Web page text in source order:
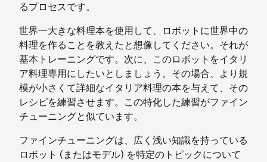
るプロセスです。
世界一大きな料理本を使用して、ロボットに世界中の
料理を作ることを教えたと想像してください。それが
基本トレーニングです。次に、このロボットをイタリ
ア料理専用にしたいとしましょう。その場合、より規
模が小さくて詳細なイタリア料理の本を与えて、その
レシピを練習させます。この特化した練習がファイン
チューニングと似ています。
ファインチューニングは、広く浅い知識を持っている
ロボット (またはモデル) を特定のトピックについて